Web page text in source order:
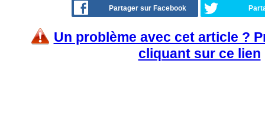
Partager sur Facebook
Un problème avec cet article ?
cliquant sur ce lien